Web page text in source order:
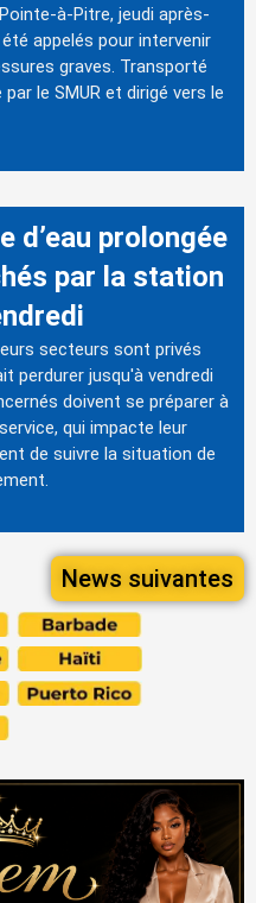
à-Pitre, jeudi après-
appelés pour intervenir
graves. Transporté
le SMUR et dirigé vers le
d’eau prolongée
par la station
secteurs sont privés
perdurer jusqu'à vendredi
doivent se préparer à
qui impacte leur
de suivre la situation de
News suivantes